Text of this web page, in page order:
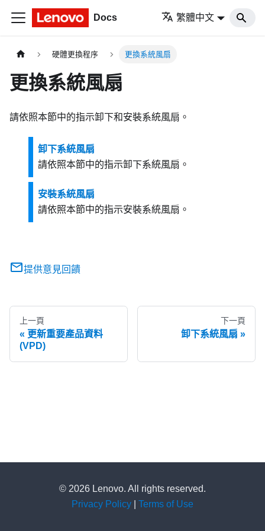
Docs 繁體中文
硬體更換程序 更換系統風扇
更換系統風扇
請依照本節中的指示卸下和安裝系統風扇。
卸下系統風扇
請依照本節中的指示卸下系統風扇。
安裝系統風扇
請依照本節中的指示安裝系統風扇。
提供意見回饋
上一頁
更新重要產品資料
(VPD)
下一頁
卸下系統風扇
© 2026 Lenovo. All rights reserved.
Privacy Policy
Terms of Use